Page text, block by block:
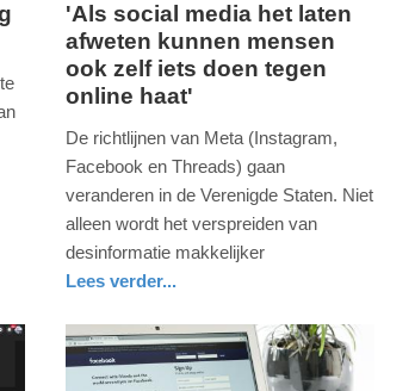
vrijdag,
10.
januari
2025
-
Update:
09-
2025
09:10
'Als social media het laten
afweten kunnen mensen
ook zelf iets doen tegen
online haat'
De richtlijnen van Meta (Instagram,
Facebook en Threads) gaan
veranderen in de Verenigde Staten. Niet
alleen wordt het verspreiden van
desinformatie makkelijker
Lees verder...
holland